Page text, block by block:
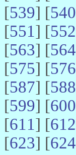
[539] [540
[551] [552
[563] [564
[575] [576
[587] [588
[599] [600
[611] [612
[623] [624